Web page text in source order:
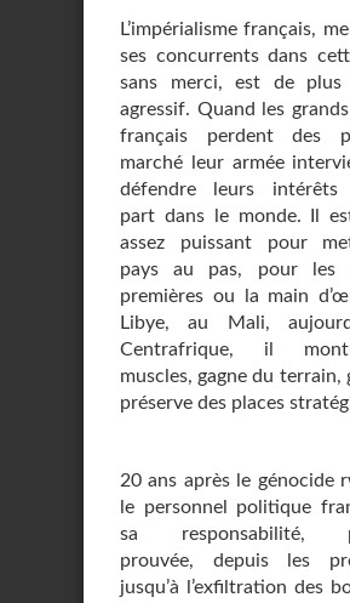
L’impérialisme français,
ses concurrents dans
sans merci, est de
agressif. Quand les
français perdent des
marché leur armée
défendre leurs intérêts
part dans le monde. Il
assez puissant pour
pays au pas, pour les
premières ou la main
Libye, au Mali,
Centrafrique, il
muscles, gagne du terrain,
préserve des places
20 ans après le génocide
le personnel politique
sa responsabilité,
prouvée, depuis les
jusqu’à l’exfiltration des